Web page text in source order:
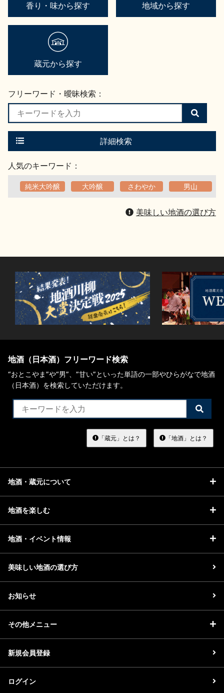
香り・味から探す 地域から探す
蔵元から探す
フリーワード・曖昧検索：
検
索
す
詳細検索
人気のキーワード：
純米大吟醸 大吟醸 さわやか 男山
美味しい地酒の選び方
地酒（日本酒）フリーワード検索
“おとこやま”や“男”、”甘い”といった単語の一部やひらがなで地酒
（日本酒）を検索していただけます。
検
索
る
「蔵元」とは？ 「地酒」とは？
地酒・蔵元について
地酒を楽しむ
地酒・イベント情報
美味しい地酒の選び方
お知らせ
その他メニュー
新規会員登録
ログイン